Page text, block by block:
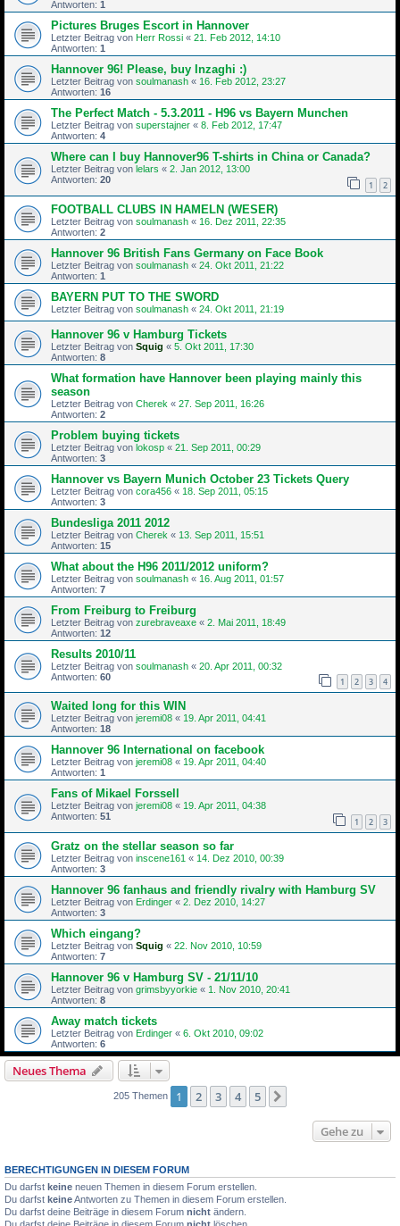
Antworten: 1
Pictures Bruges Escort in Hannover
Letzter Beitrag von Herr Rossi « 21. Feb 2012, 14:10
Antworten: 1
Hannover 96! Please, buy Inzaghi :)
Letzter Beitrag von soulmanash « 16. Feb 2012, 23:27
Antworten: 16
The Perfect Match - 5.3.2011 - H96 vs Bayern Munchen
Letzter Beitrag von superstajner « 8. Feb 2012, 17:47
Antworten: 4
Where can I buy Hannover96 T-shirts in China or Canada?
Letzter Beitrag von lelars « 2. Jan 2012, 13:00
Antworten: 20 1 2
FOOTBALL CLUBS IN HAMELN (WESER)
Letzter Beitrag von soulmanash « 16. Dez 2011, 22:35
Antworten: 2
Hannover 96 British Fans Germany on Face Book
Letzter Beitrag von soulmanash « 24. Okt 2011, 21:22
Antworten: 1
BAYERN PUT TO THE SWORD
Letzter Beitrag von soulmanash « 24. Okt 2011, 21:19
Hannover 96 v Hamburg Tickets
Letzter Beitrag von Squig « 5. Okt 2011, 17:30
Antworten: 8
What formation have Hannover been playing mainly this
season
Letzter Beitrag von Cherek « 27. Sep 2011, 16:26
Antworten: 2
Problem buying tickets
Letzter Beitrag von lokosp « 21. Sep 2011, 00:29
Antworten: 3
Hannover vs Bayern Munich October 23 Tickets Query
Letzter Beitrag von cora456 « 18. Sep 2011, 05:15
Antworten: 3
Bundesliga 2011 2012
Letzter Beitrag von Cherek « 13. Sep 2011, 15:51
Antworten: 15
What about the H96 2011/2012 uniform?
Letzter Beitrag von soulmanash « 16. Aug 2011, 01:57
Antworten: 7
From Freiburg to Freiburg
Letzter Beitrag von zurebraveaxe « 2. Mai 2011, 18:49
Antworten: 12
Results 2010/11
Letzter Beitrag von soulmanash « 20. Apr 2011, 00:32
Antworten: 60 1 2 3 4
Waited long for this WIN
Letzter Beitrag von jeremi08 « 19. Apr 2011, 04:41
Antworten: 18
Hannover 96 International on facebook
Letzter Beitrag von jeremi08 « 19. Apr 2011, 04:40
Antworten: 1
Fans of Mikael Forssell
Letzter Beitrag von jeremi08 « 19. Apr 2011, 04:38
Antworten: 51 1 2 3
Gratz on the stellar season so far
Letzter Beitrag von inscene161 « 14. Dez 2010, 00:39
Antworten: 3
Hannover 96 fanhaus and friendly rivalry with Hamburg SV
Letzter Beitrag von Erdinger « 2. Dez 2010, 14:27
Antworten: 3
Which eingang?
Letzter Beitrag von Squig « 22. Nov 2010, 10:59
Antworten: 7
Hannover 96 v Hamburg SV - 21/11/10
Letzter Beitrag von grimsbyyorkie « 1. Nov 2010, 20:41
Antworten: 8
Away match tickets
Letzter Beitrag von Erdinger « 6. Okt 2010, 09:02
Antworten: 6
Neues Thema
205 Themen 1 2 3 4 5
Gehe zu
BERECHTIGUNGEN IN DIESEM FORUM
Du darfst keine neuen Themen in diesem Forum erstellen.
Du darfst keineAntworten zu Themen in diesem Forum erstellen.
Du darfst deine Beiträge in diesem Forum nicht ändern.